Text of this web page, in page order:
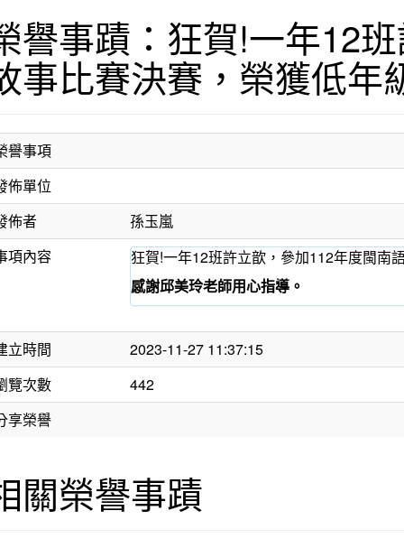
譽事蹟：狂賀!一年12
事比賽決賽，榮獲低年
譽事項
佈單位
佈者
孫玉嵐
項內容
狂賀!一年12班許立歆，參加112年度閩南
感謝邱美玲老師用心指導。
立時間
2023-11-27 11:37:15
覽次數
442
享榮譽
關榮譽事蹟